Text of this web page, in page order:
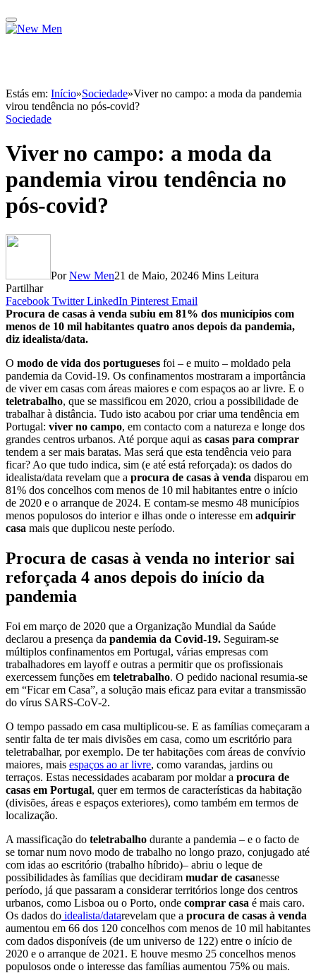
Estás em: Início»Sociedade»Viver no campo: a moda da pandemia
virou tendência no pós-covid?
Sociedade
Viver no campo: a moda da
pandemia virou tendência no
pós-covid?
Por New Men21 de Maio, 20246 Mins Leitura
Partilhar
Facebook Twitter LinkedIn Pinterest Email
Procura de casas à venda subiu em 81% dos municípios com
menos de 10 mil habitantes quatro anos depois da pandemia,
diz idealista/data.
O modo de vida dos portugueses foi – e muito – moldado pela
pandemia da Covid-19. Os confinamentos mostraram a importância
de viver em casas com áreas maiores e com espaços ao ar livre. E o
teletrabalho, que se massificou em 2020, criou a possibilidade de
trabalhar à distância. Tudo isto acabou por criar uma tendência em
Portugal: viver no campo, em contacto com a natureza e longe dos
grandes centros urbanos. Até porque aqui as casas para comprar
tendem a ser mais baratas. Mas será que esta tendência veio para
ficar? Ao que tudo indica, sim (e até está reforçada): os dados do
idealista/data revelam que a procura de casas à venda disparou em
81% dos concelhos com menos de 10 mil habitantes entre o início
de 2020 e o arranque de 2024. E contam-se mesmo 48 municípios
menos populosos do interior e ilhas onde o interesse em adquirir
casa mais que duplicou neste período.
Procura de casas à venda no interior sai
reforçada 4 anos depois do início da
pandemia
Foi em março de 2020 que a Organização Mundial da Saúde
declarou a presença da pandemia da Covid-19. Seguiram-se
múltiplos confinamentos em Portugal, várias empresas com
trabalhadores em layoff e outras a permitir que os profissionais
exercessem funções em teletrabalho. O pedido nacional resumia-se
em “Ficar em Casa”, a solução mais eficaz para evitar a transmissão
do vírus SARS-CoV-2.
O tempo passado em casa multiplicou-se. E as famílias começaram a
sentir falta de ter mais divisões em casa, como um escritório para
teletrabalhar, por exemplo. De ter habitações com áreas de convívio
maiores, mais espaços ao ar livre, como varandas, jardins ou
terraços. Estas necessidades acabaram por moldar a procura de
casas em Portugal, quer em termos de características da habitação
(divisões, áreas e espaços exteriores), como também em termos de
localização.
A massificação do teletrabalho durante a pandemia – e o facto de
se tornar num novo modo de trabalho no longo prazo, conjugado até
com idas ao escritório (trabalho híbrido)– abriu o leque de
possibilidades às famílias que decidiram mudar de casanesse
período, já que passaram a considerar territórios longe dos centros
urbanos, como Lisboa ou o Porto, onde comprar casa é mais caro.
Os dados do idealista/datarevelam que a procura de casas à venda
aumentou em 66 dos 120 concelhos com menos de 10 mil habitantes
com dados disponíveis (de um universo de 122) entre o início de
2020 e o arranque de 2021. E houve mesmo 25 concelhos menos
populosos onde o interesse das famílias aumentou 75% ou mais.